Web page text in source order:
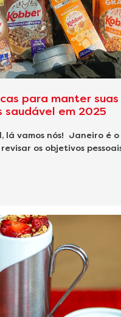
para manter
saudável em 2025
lá vamos nós! Janeiro é o
os objetivos